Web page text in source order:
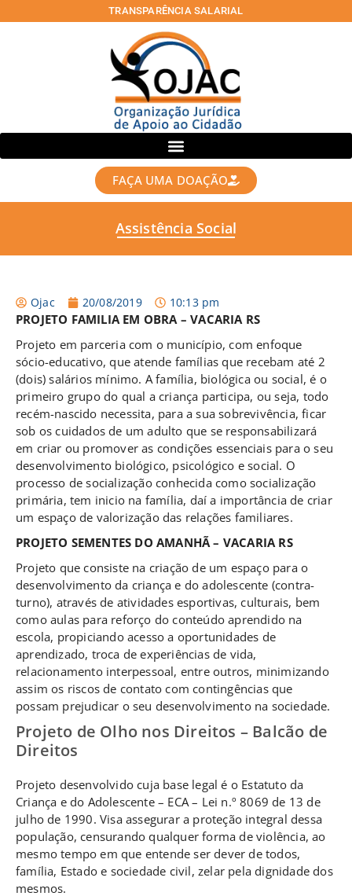
TRANSPARÊNCIA SALARIAL
FAÇA UMA DOAÇÃO
Assistência Social
Ojac 20/08/2019 10:13 pm
PROJETO FAMILIA EM OBRA – VACARIA RS
Projeto em parceria com o município, com enfoque
sócio-educativo, que atende famílias que recebam até 2
(dois) salários mínimo. A família, biológica ou social, é o
primeiro grupo do qual a criança participa, ou seja, todo
recém-nascido necessita, para a sua sobrevivência, ficar
sob os cuidados de um adulto que se responsabilizará
em criar ou promover as condições essenciais para o seu
desenvolvimento biológico, psicológico e social. O
processo de socialização conhecida como socialização
primária, tem inicio na família, daí a importância de criar
um espaço de valorização das relações familiares.
PROJETO SEMENTES DO AMANHÃ – VACARIA RS
Projeto que consiste na criação de um espaço para o
desenvolvimento da criança e do adolescente (contra-
turno), através de atividades esportivas, culturais, bem
como aulas para reforço do conteúdo aprendido na
escola, propiciando acesso a oportunidades de
aprendizado, troca de experiências de vida,
relacionamento interpessoal, entre outros, minimizando
assim os riscos de contato com contingências que
possam prejudicar o seu desenvolvimento na sociedade.
Projeto de Olho nos Direitos – Balcão de
Direitos
Projeto desenvolvido cuja base legal é o Estatuto da
Criança e do Adolescente – ECA – Lei n.º 8069 de 13 de
julho de 1990. Visa assegurar a proteção integral dessa
população, censurando qualquer forma de violência, ao
mesmo tempo em que entende ser dever de todos,
família, Estado e sociedade civil, zelar pela dignidade dos
mesmos.